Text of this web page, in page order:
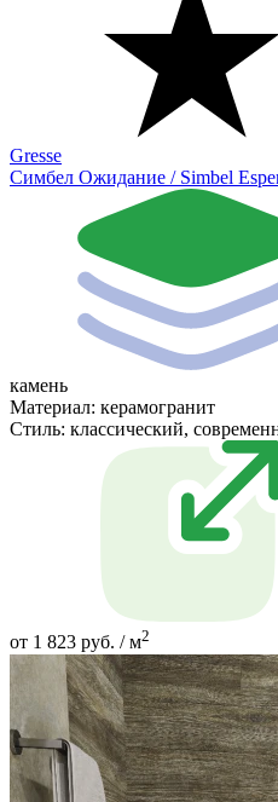
Gresse
Симбел Ожидание / Simbel
камень
Материал: керамогранит
Стиль: классический,
от 1 823 руб. / м2